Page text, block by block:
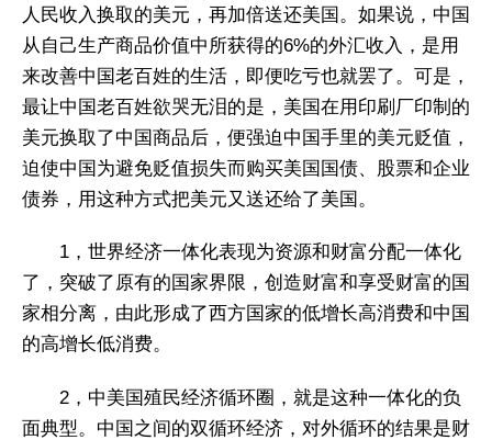
人民收入换取的美元，再加倍送还美国。如果说，中国
从自己生产商品价值中所获得的6%的外汇收入，是用
来改善中国老百姓的生活，即便吃亏也就罢了。可是，
最让中国老百姓欲哭无泪的是，美国在用印刷厂印制的
美元换取了中国商品后，便强迫中国手里的美元贬值，
迫使中国为避免贬值损失而购买美国国债、股票和企业
债券，用这种方式把美元又送还给了美国。
1，世界经济一体化表现为资源和财富分配一体化
了，突破了原有的国家界限，创造财富和享受财富的国
家相分离，由此形成了西方国家的低增长高消费和中国
的高增长低消费。
2，中美国殖民经济循环圈，就是这种一体化的负
面典型。中国之间的双循环经济，对外循环的结果是财